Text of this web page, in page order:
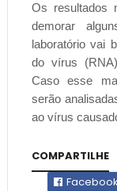
Os resultados
demorar
laboratório vai
do vírus
Caso esse
serão
ao vírus
COMPARTILHE
Facebook